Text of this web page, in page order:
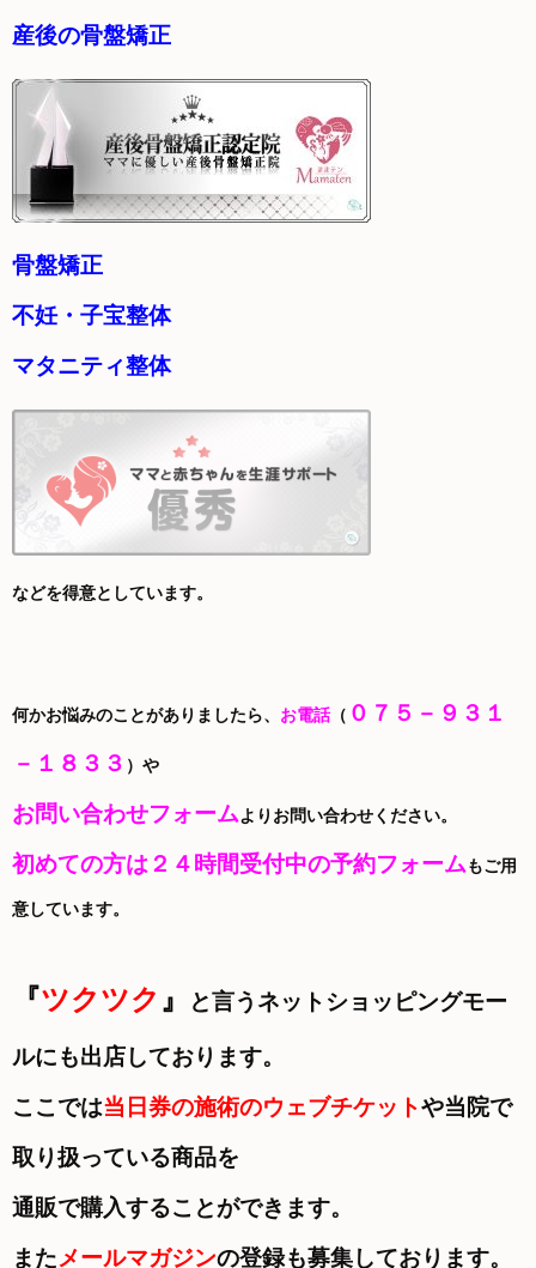
産後の骨盤矯正
骨盤矯正
不妊・子宝整体
マタニティ整体
などを得意としています。
何かお悩みのことがありましたら、 お電話（ ０７５－９３１
－１８３３ ）や
お問い合わせフォームよりお問い合わせください。
初めての方は２４時間受付中の予約フォームもご用
意しています。
『ツクツク 』 と言うネットショッピングモー
ルにも出店しております。
ここでは当日券の施術のウェブチケットや当院で
取り扱っている商品を
通販で購入することができます。
またメールマガジンの登録も募集しております。